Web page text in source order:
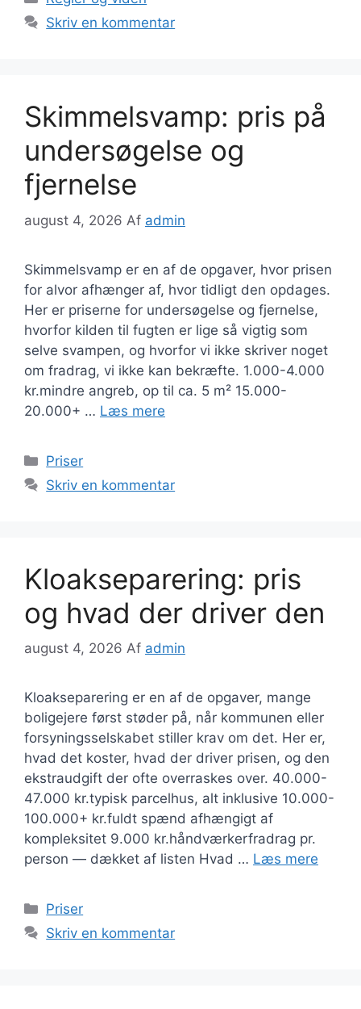
Skriv en kommentar
Skimmelsvamp: pris på
undersøgelse og
fjernelse
august 4, 2026 Af admin
Skimmelsvamp er en af de opgaver, hvor prisen
for alvor afhænger af, hvor tidligt den opdages.
Her er priserne for undersøgelse og fjernelse,
hvorfor kilden til fugten er lige så vigtig som
selve svampen, og hvorfor vi ikke skriver noget
om fradrag, vi ikke kan bekræfte. 1.000-4.000
kr.mindre angreb, op til ca. 5 m² 15.000-
20.000+ … Læs mere
Kategorier
Priser
Skriv en kommentar
Kloakseparering: pris
og hvad der driver den
august 4, 2026 Af admin
Kloakseparering er en af de opgaver, mange
boligejere først støder på, når kommunen eller
forsyningsselskabet stiller krav om det. Her er,
hvad det koster, hvad der driver prisen, og den
ekstraudgift der ofte overraskes over. 40.000-
47.000 kr.typisk parcelhus, alt inklusive 10.000-
100.000+ kr.fuldt spænd afhængigt af
kompleksitet 9.000 kr.håndværkerfradrag pr.
person — dækket af listen Hvad … Læs mere
Kategorier
Priser
Skriv en kommentar